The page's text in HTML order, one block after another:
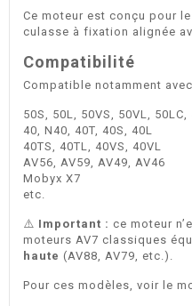
Ce moteur est conçu pour
culasse à fixation alignée
Compatibilité
Compatible notamment
50S, 50L, 50VS, 50VL, 50LC,
40, N40, 40T, 40S, 40L
40TS, 40TL, 40VS, 40VL
AV56, AV59, AV49, AV46
Mobyx X7
etc.
⚠️ Important : ce moteur
moteurs AV7 classiques
haute (AV88, AV79, etc.).
Pour ces modèles, voir le